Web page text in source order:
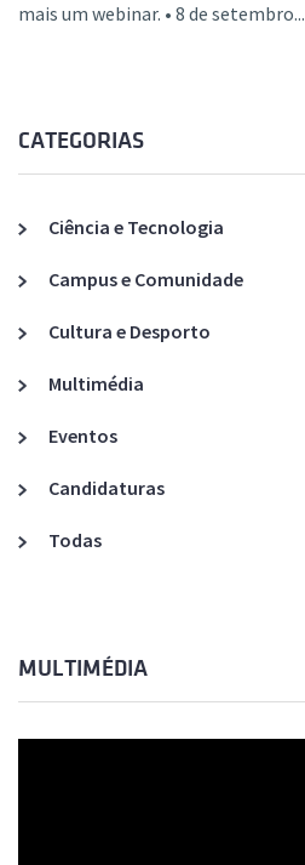
mais um webinar. • 8 de setembro...
CATEGORIAS
Ciência e Tecnologia
Campus e Comunidade
Cultura e Desporto
Multimédia
Eventos
Candidaturas
Todas
MULTIMÉDIA